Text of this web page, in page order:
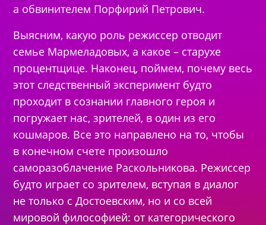
а обвинителем Порфирий Петрович.
Выясним, какую роль режиссер отводит
семье Мармеладовых, а какое – старухе
процентщице. Наконец, поймем, почему весь
этот следственный эксперимент будто
проходит в сознании главного героя и
погружает нас, зрителей, в один из его
кошмаров. Все это направлено на то, чтобы
в конечном счете произошло
саморазоблачение Раскольникова. Режиссер
будто играет со зрителем, вступая в диалог
не только с Достоевским, но и со всей
мировой философией: от категорического